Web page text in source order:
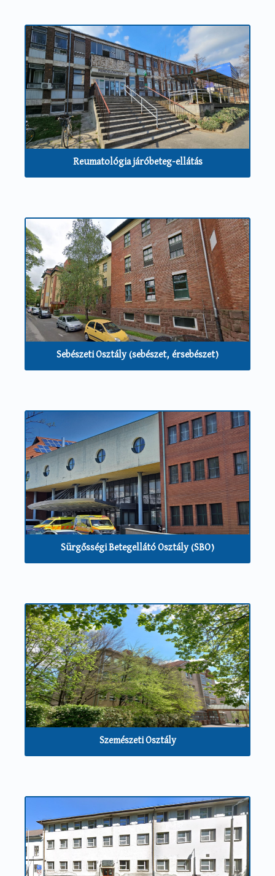
Reumatológia járóbeteg-ellátás
Sebészeti Osztály (sebészet, érsebészet)
Sürgősségi Betegellátó Osztály (SBO)
Szemészeti Osztály